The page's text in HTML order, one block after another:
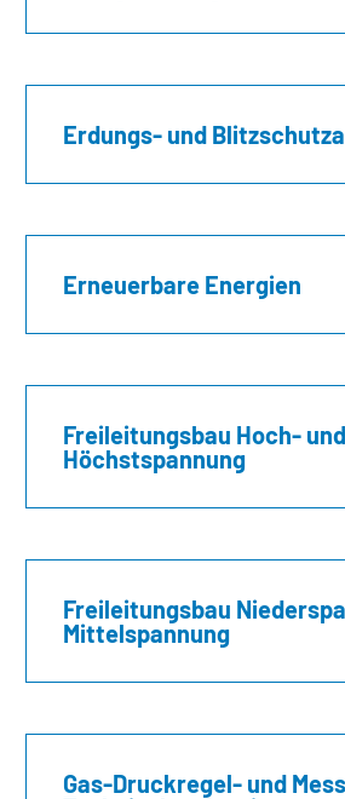
Erdungs- und
Erneuerbare Energien
Freileitungsbau Hoch- und
Höchstspannung
Freileitungsbau
Mittelspannung
Gas-Druckregel- und